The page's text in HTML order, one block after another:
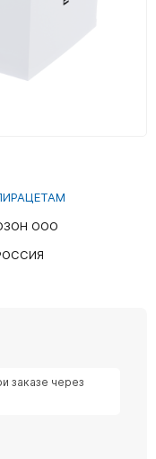
ООО
заказе через